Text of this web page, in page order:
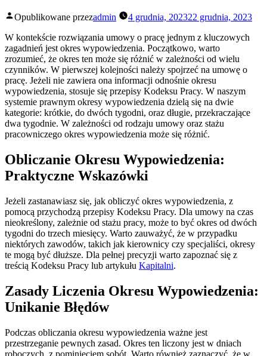
Opublikowane przezadmin 4 grudnia, 202322 grudnia, 2023
W kontekście rozwiązania umowy o pracę jednym z kluczowych
zagadnień jest okres wypowiedzenia. Początkowo, warto
zrozumieć, że okres ten może się różnić w zależności od wielu
czynników. W pierwszej kolejności należy spojrzeć na umowę o
pracę. Jeżeli nie zawiera ona informacji odnośnie okresu
wypowiedzenia, stosuje się przepisy Kodeksu Pracy. W naszym
systemie prawnym okresy wypowiedzenia dzielą się na dwie
kategorie: krótkie, do dwóch tygodni, oraz długie, przekraczające
dwa tygodnie. W zależności od rodzaju umowy oraz stażu
pracowniczego okres wypowiedzenia może się różnić.
Obliczanie Okresu Wypowiedzenia:
Praktyczne Wskazówki
Jeżeli zastanawiasz się, jak obliczyć okres wypowiedzenia, z
pomocą przychodzą przepisy Kodeksu Pracy. Dla umowy na czas
nieokreślony, zależnie od stażu pracy, może to być okres od dwóch
tygodni do trzech miesięcy. Warto zauważyć, że w przypadku
niektórych zawodów, takich jak kierownicy czy specjaliści, okresy
te mogą być dłuższe. Dla pełnej precyzji warto zapoznać się z
treścią Kodeksu Pracy lub artykułu Kapitalni.
Zasady Liczenia Okresu Wypowiedzenia:
Unikanie Błędów
Podczas obliczania okresu wypowiedzenia ważne jest
przestrzeganie pewnych zasad. Okres ten liczony jest w dniach
roboczych, z pominięciem sobót. Warto również zaznaczyć, że w